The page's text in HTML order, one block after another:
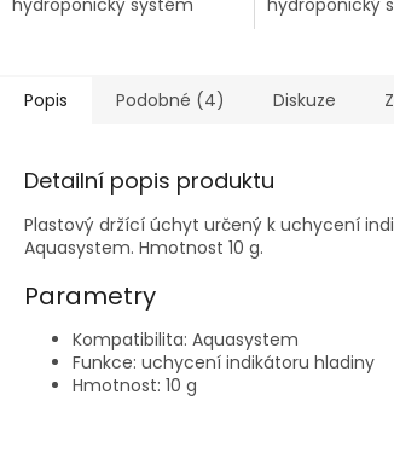
Popis Podobné (4) Diskuze
Detailní popis produktu
Plastový držící úchyt určený k uchycení
Aquasystem. Hmotnost 10 g.
Parametry
Kompatibilita: Aquasystem
Funkce: uchycení indikátoru hladiny
Hmotnost: 10 g